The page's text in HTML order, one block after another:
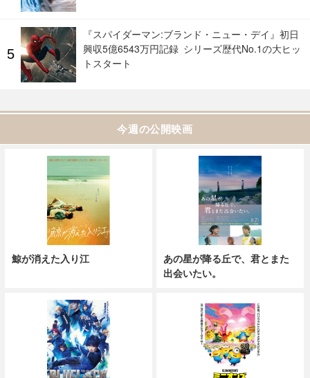
『スパイダーマン:ブランド・ニュー・デイ』初日
興収5億6543万円記録 シリーズ歴代No.1の大ヒッ
トスタート
今週の公開映画
鯨が消えた入り江
あの星が降る丘で、君とまた
出会いたい。